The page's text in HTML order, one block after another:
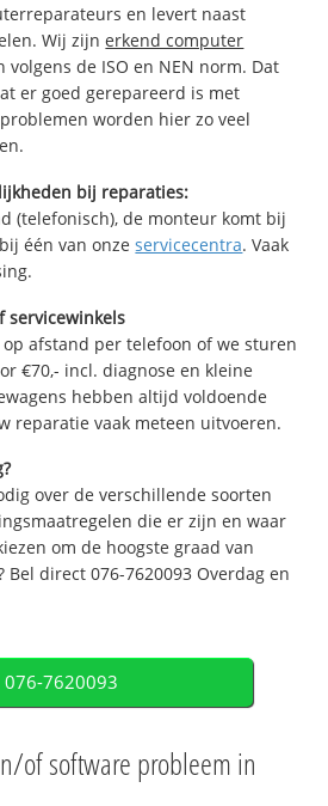
en levert naast
Wij zijnerkend computer
volgens de ISO en NEN norm. Dat
er goed gerepareerd is met
worden hier zo veel
bij reparaties:
(telefonisch), de monteur komt bij
één van onzeservicecentra. Vaak
servicewinkels
afstand per telefoon of we sturen
€70,- incl. diagnose en kleine
hebben altijd voldoende
reparatie vaak meteen uitvoeren.
over de verschillende soorten
die er zijn en waar
om de hoogste graad van
direct 076-7620093 Overdag en
076-7620093
of software probleem in